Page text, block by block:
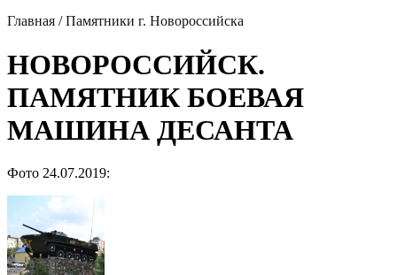
Главная /Памятники г. Новороссийска
НОВОРОССИЙСК.
ПАМЯТНИК БОЕВАЯ
МАШИНА ДЕСАНТА
Фото 24.07.2019: